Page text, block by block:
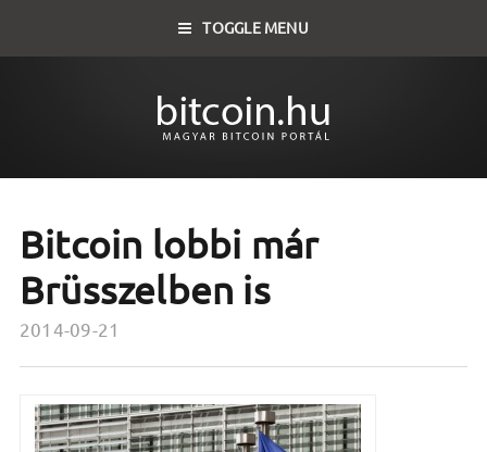
TOGGLE MENU
Bitcoin lobbi már
Brüsszelben is
2014-09-21